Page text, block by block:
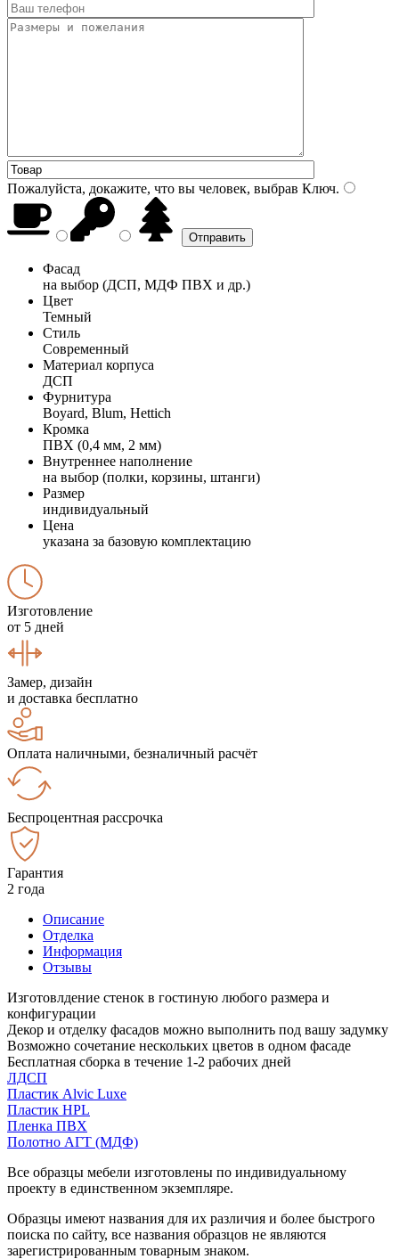
Пожалуйста, докажите, что вы человек, выбрав Ключ.
Фасад
на выбор (ДСП, МДФ ПВХ и др.)
Цвет
Темный
Стиль
Современный
Материал корпуса
ДСП
Фурнитура
Boyard, Blum, Hettich
Кромка
ПВХ (0,4 мм, 2 мм)
Внутреннее наполнение
на выбор (полки, корзины, штанги)
Размер
индивидуальный
Цена
указана за базовую комплектацию
Изготовление
от 5 дней
Замер, дизайн
и доставка бесплатно
Оплата наличными, безналичный расчёт
Беспроцентная рассрочка
Гарантия
2 года
Описание
Отделка
Информация
Отзывы
Изготовлдение стенок в гостиную любого размера и
конфигурации
Декор и отделку фасадов можно выполнить под вашу задумку
Возможно сочетание нескольких цветов в одном фасаде
Бесплатная сборка в течение 1-2 рабочих дней
ЛДСП
Пластик Alvic Luxe
Пластик HPL
Пленка ПВХ
Полотно АГТ (МДФ)
Все образцы мебели изготовлены по индивидуальному
проекту в единственном экземпляре.
Образцы имеют названия для их различия и более быстрого
поиска по сайту, все названия образцов не являются
зарегистрированным товарным знаком.